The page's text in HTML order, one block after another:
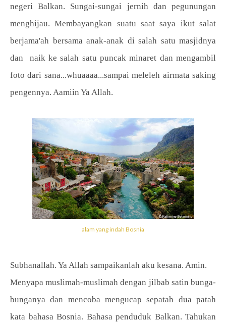
negeri Balkan. Sungai-sungai jernih dan pegunungan
menghijau. Membayangkan suatu saat saya ikut salat
berjama'ah bersama anak-anak di salah satu masjidnya
dan naik ke salah satu puncak minaret dan mengambil
foto dari sana...whuaaaa...sampai meleleh airmata saking
pengennya. Aamiin Ya Allah.
alam yang indah Bosnia
Subhanallah. Ya Allah sampaikanlah aku kesana. Amin.
Menyapa muslimah-muslimah dengan jilbab satin bunga-
bunganya dan mencoba mengucap sepatah dua patah
kata bahasa Bosnia. Bahasa penduduk Balkan. Tahukan